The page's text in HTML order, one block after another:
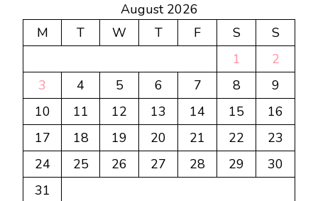
August 2026
M
T W T F S
S
1
2
3
4 5 6 7 8
9
10
11 12 13 14 15
16
17
18 19 20 21 22
23
24
25 26 27 28 29
30
31